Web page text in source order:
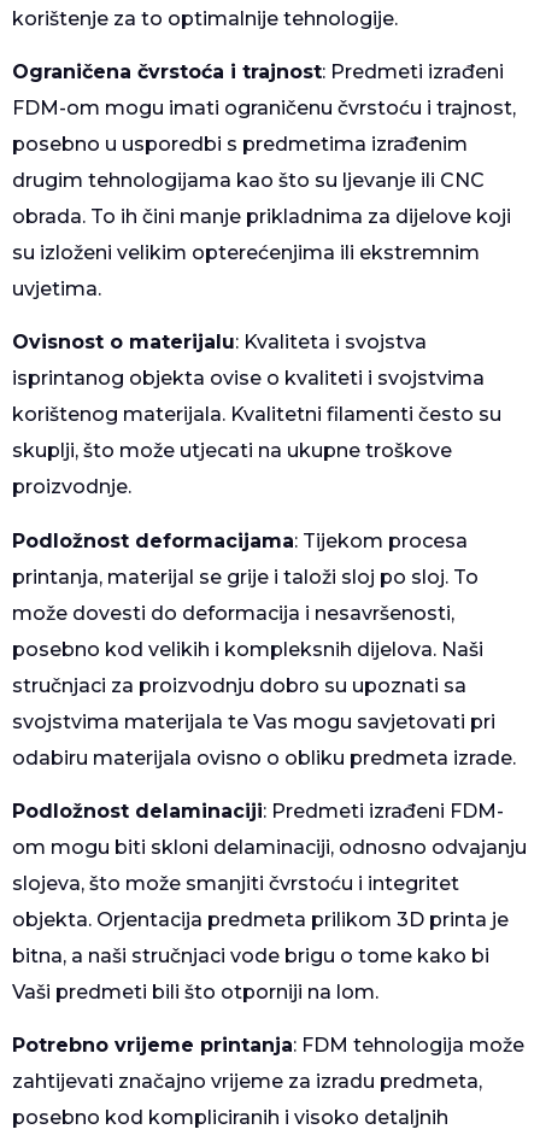
korištenje za to optimalnije tehnologije.
Ograničena čvrstoća i trajnost: Predmeti izrađeni
FDM-om mogu imati ograničenu čvrstoću i trajnost,
posebno u usporedbi s predmetima izrađenim
drugim tehnologijama kao što su ljevanje ili CNC
obrada. To ih čini manje prikladnima za dijelove koji
su izloženi velikim opterećenjima ili ekstremnim
uvjetima.
Ovisnost o materijalu: Kvaliteta i svojstva
isprintanog objekta ovise o kvaliteti i svojstvima
korištenog materijala. Kvalitetni filamenti često su
skuplji, što može utjecati na ukupne troškove
proizvodnje.
Podložnost deformacijama: Tijekom procesa
printanja, materijal se grije i taloži sloj po sloj. To
može dovesti do deformacija i nesavršenosti,
posebno kod velikih i kompleksnih dijelova. Naši
stručnjaci za proizvodnju dobro su upoznati sa
svojstvima materijala te Vas mogu savjetovati pri
odabiru materijala ovisno o obliku predmeta izrade.
Podložnost delaminaciji: Predmeti izrađeni FDM-
om mogu biti skloni delaminaciji, odnosno odvajanju
slojeva, što može smanjiti čvrstoću i integritet
objekta. Orjentacija predmeta prilikom 3D printa je
bitna, a naši stručnjaci vode brigu o tome kako bi
Vaši predmeti bili što otporniji na lom.
Potrebno vrijeme printanja: FDM tehnologija može
zahtijevati značajno vrijeme za izradu predmeta,
posebno kod kompliciranih i visoko detaljnih